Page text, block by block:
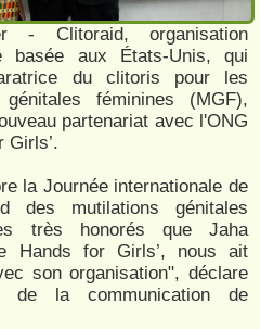
- Clitoraid, organisation
basée aux États-Unis, qui
du clitoris pour les
féminines (MGF),
partenariat avec l'ONG
Girls’.
la Journée internationale de
des mutilations génitales
très honorés que Jaha
Hands for Girls’, nous ait
son organisation", déclare
de la communication de